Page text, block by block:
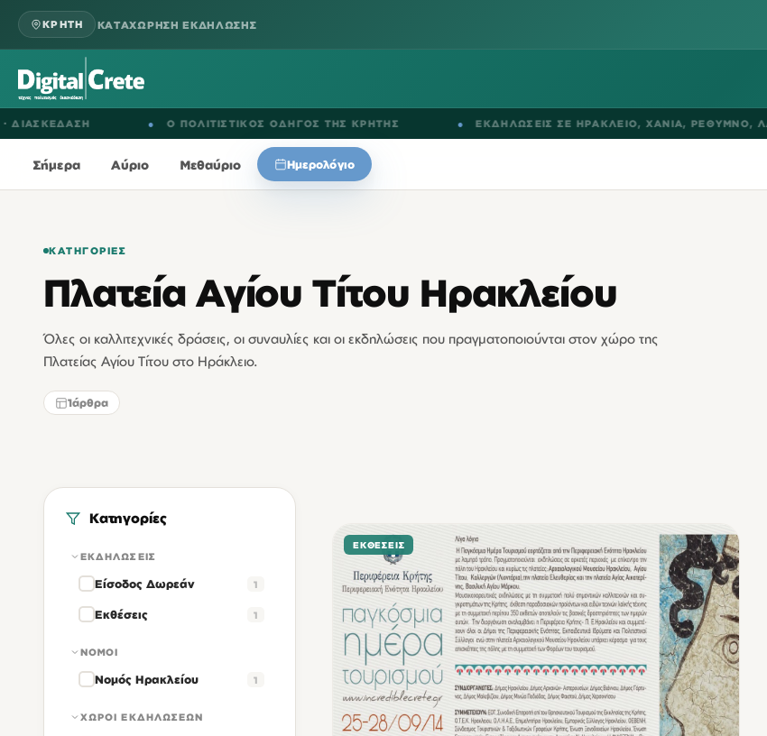
ΚΡΗΤΗ ΚΑΤΑΧΩΡΗΣΗ ΕΚΔΗΛΩΣΗΣ
Ο ΠΟΛΙΤΙΣΤΙΚΟΣ ΟΔΗΓΟΣ ΤΗΣ ΚΡΗΤΗΣ ΕΚΔΗΛΩΣΕΙΣ ΣΕΗΡΑΚΛΕΙΟ,ΧΑΝΙΑ,ΡΕΘΥΜΝΟ,ΛΑΣΙΘΙ
Σήμερα Αύριο Μεθαύριο Ημερολόγιο
ΚΑΤΗΓΟΡΊΕΣ
Πλατεία Αγίου Τίτου Ηρακλείου
Όλες οι καλλιτεχνικές δράσεις, οι συναυλίες και οι εκδηλώσεις που πραγματοποιούνται στον χώρο της
Πλατείας Αγίου Τίτου στο Ηράκλειο.
1άρθρα
Κατηγορίες
ΕΚΔΗΛΏΣΕΙΣ
Είσοδος Δωρεάν 1
Εκθέσεις 1
ΝΟΜΟΊ
Νομός Ηρακλείου 1
ΧΏΡΟΙ ΕΚΔΗΛΏΣΕΩΝ
ΕΚΘΈΣΕΙΣ